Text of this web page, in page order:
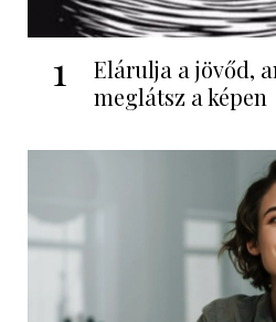
1
Elárulja a jövőd,
meglátsz a képen